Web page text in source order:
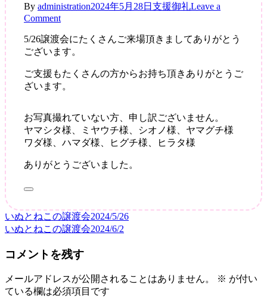
By administration2024年5月28日 支援御礼Leave a
Commenton
支
援
り
が
う
ご
ざ
ま
5/26譲渡会にたくさんご来場頂きましてありがとう
ございます。
ご支援もたくさんの方からお持ち頂きありがとうご
ざいます。
お写真撮れていない方、申し訳ございません。
ヤマシタ様、ミヤウチ様、シオノ様、ヤマグチ様
ワダ様、ハマダ様、ヒグチ様、ヒラタ様
ありがとうございました。
投
稿
ナ
ビ
ゲ
いぬとねこの譲渡会2024/5/26
いぬとねこの譲渡会2024/6/2
コメントを残す
メールアドレスが公開されることはありません。 ※ が付い
ている欄は必須項目です